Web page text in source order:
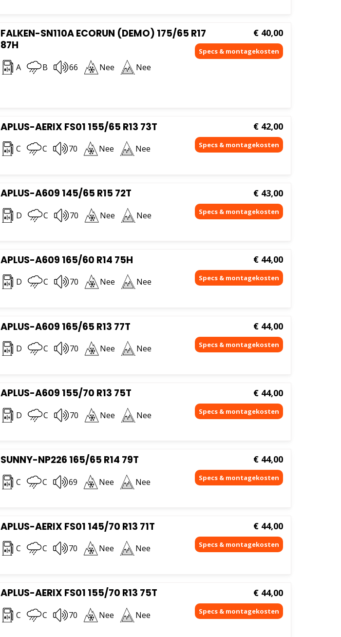
FALKEN-SN110A ECORUN (DEMO) 175/65 R17
87H
A B 66 Nee Nee
€ 40,00
APLUS-AERIX FS01 155/65 R13 73T
C C 70 Nee Nee
€ 42,00
APLUS-A609 145/65 R15 72T
D C 70 Nee Nee
€ 43,00
APLUS-A609 165/60 R14 75H
D C 70 Nee Nee
€ 44,00
APLUS-A609 165/65 R13 77T
D C 70 Nee Nee
€ 44,00
APLUS-A609 155/70 R13 75T
D C 70 Nee Nee
€ 44,00
SUNNY-NP226 165/65 R14 79T
C C 69 Nee Nee
€ 44,00
APLUS-AERIX FS01 145/70 R13 71T
C C 70 Nee Nee
€ 44,00
APLUS-AERIX FS01 155/70 R13 75T
C C 70 Nee Nee
€ 44,00